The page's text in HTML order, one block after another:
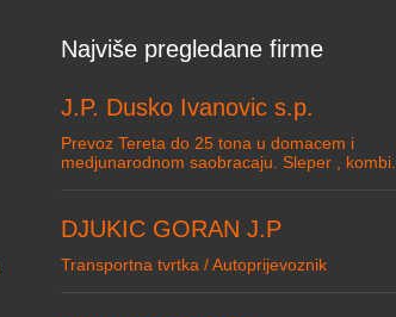
Najviše pregledane firme
J.P. Dusko Ivanovic s.p.
Prevoz Tereta do 25 tona u domacem i
medjunarodnom saobracaju. Sleper , kombi.
DJUKIC GORAN J.P
Transportna tvrtka / Autoprijevoznik